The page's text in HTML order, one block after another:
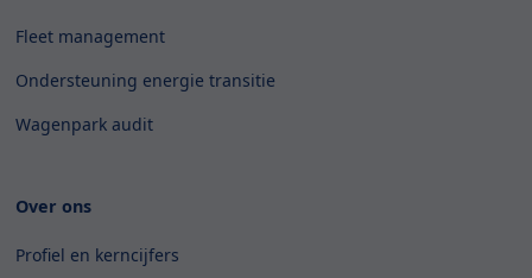
Fleet management
Ondersteuning energie transitie
Wagenpark audit
Over ons
Profiel en kerncijfers